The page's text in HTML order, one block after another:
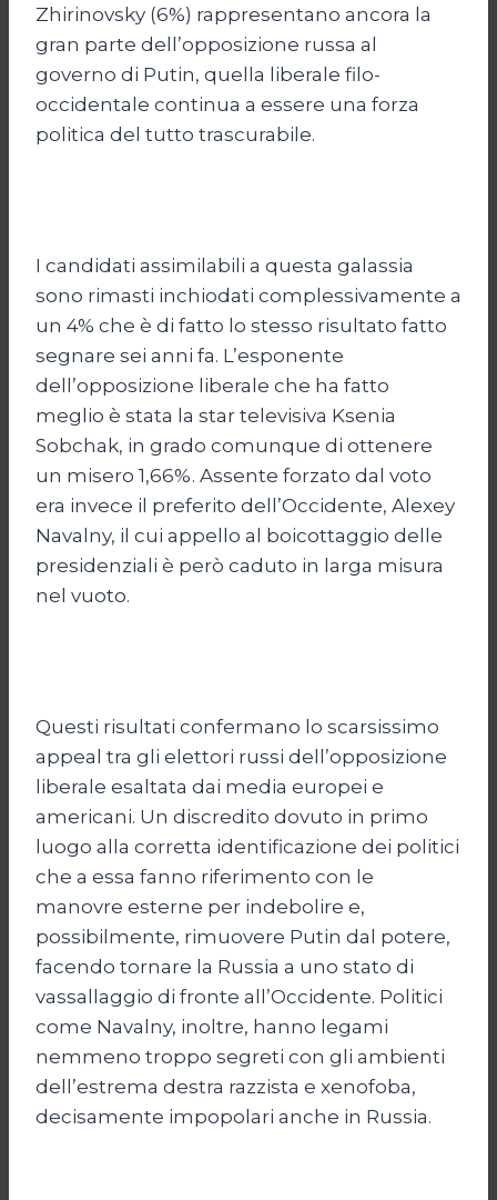
Zhirinovsky (6%) rappresentano ancora la
gran parte dell’opposizione russa al
governo di Putin, quella liberale filo-
occidentale continua a essere una forza
politica del tutto trascurabile.
I candidati assimilabili a questa galassia
sono rimasti inchiodati complessivamente a
un 4% che è di fatto lo stesso risultato fatto
segnare sei anni fa. L’esponente
dell’opposizione liberale che ha fatto
meglio è stata la star televisiva Ksenia
Sobchak, in grado comunque di ottenere
un misero 1,66%. Assente forzato dal voto
era invece il preferito dell’Occidente, Alexey
Navalny, il cui appello al boicottaggio delle
presidenziali è però caduto in larga misura
nel vuoto.
Questi risultati confermano lo scarsissimo
appeal tra gli elettori russi dell’opposizione
liberale esaltata dai media europei e
americani. Un discredito dovuto in primo
luogo alla corretta identificazione dei politici
che a essa fanno riferimento con le
manovre esterne per indebolire e,
possibilmente, rimuovere Putin dal potere,
facendo tornare la Russia a uno stato di
vassallaggio di fronte all’Occidente. Politici
come Navalny, inoltre, hanno legami
nemmeno troppo segreti con gli ambienti
dell’estrema destra razzista e xenofoba,
decisamente impopolari anche in Russia.